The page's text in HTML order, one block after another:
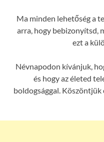
Ma minden lehetőség a
arra, hogy bebizonyítsd,
ezt a
Névnapodon kívánjuk,
és hogy az életed
boldogsággal. Köszöntjük